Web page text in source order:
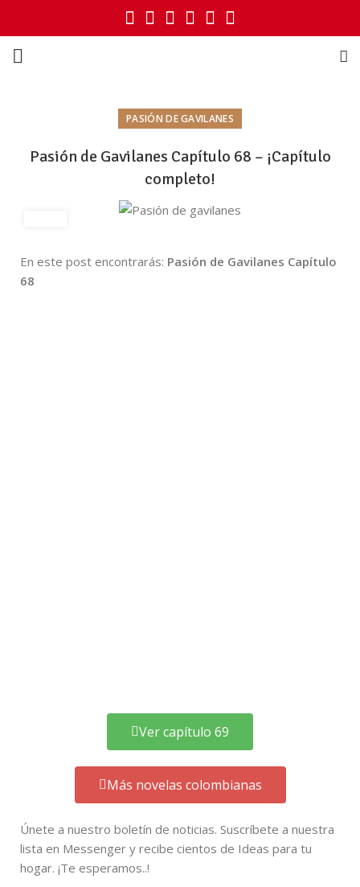
PASIÓN DE GAVILANES
Pasión de Gavilanes Capítulo 68 – ¡Capítulo
completo!
En este post encontrarás: Pasión de Gavilanes Capítulo
68
Ver capítulo 69
Más novelas colombianas
Únete a nuestro boletín de noticias. Suscríbete a nuestra
lista en Messenger y recibe cientos de Ideas para tu
hogar. ¡Te esperamos..!